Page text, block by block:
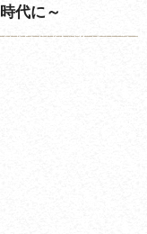
代に～